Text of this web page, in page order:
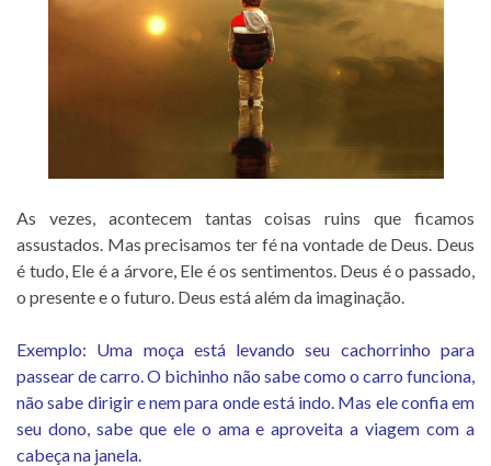
As vezes, acontecem tantas coisas ruins que ficamos
assustados. Mas precisamos ter fé na vontade de Deus. Deus
é tudo, Ele é a árvore, Ele é os sentimentos. Deus é o passado,
o presente e o futuro. Deus está além da imaginação.
Exemplo: Uma moça está levando seu cachorrinho para
passear de carro. O bichinho não sabe como o carro funciona,
não sabe dirigir e nem para onde está indo. Mas ele confia em
seu dono, sabe que ele o ama e aproveita a viagem com a
cabeça na janela.